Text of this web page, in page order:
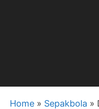
Home » Sepakbola »